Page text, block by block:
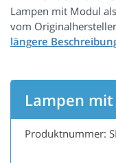
Lampen mit Modul
vom
Lampen
Produktnummer: